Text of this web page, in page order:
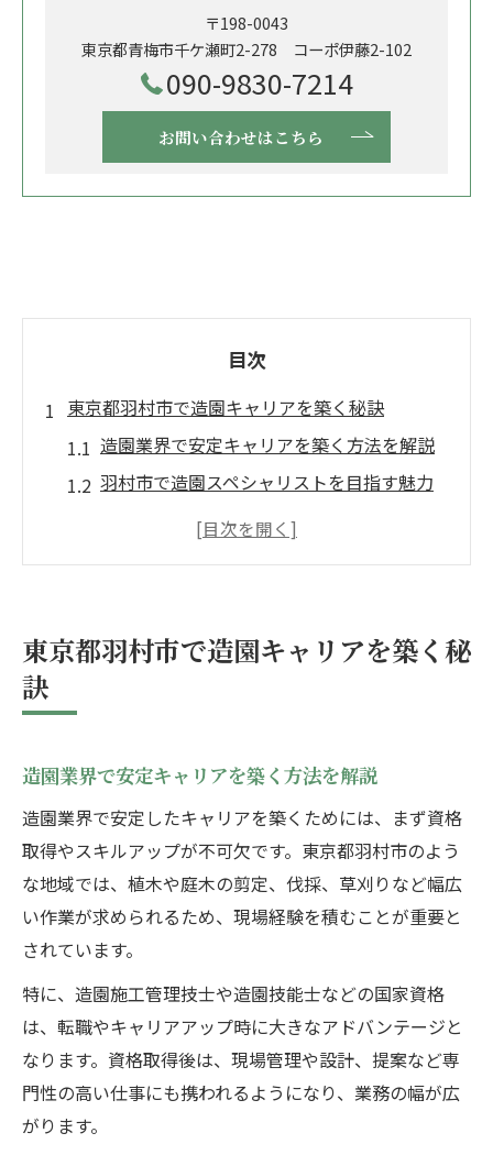
〒198-0043
東京都青梅市千ケ瀬町2-278 コーポ伊藤2-102
090-9830-7214
お問い合わせはこちら
目次
東京都羽村市で造園キャリアを築く秘訣
造園業界で安定キャリアを築く方法を解説
羽村市で造園スペシャリストを目指す魅力
造園転職時に知っておきたい成功ポイント
造園スペシャリストが羽村市で輝く理由とは
造園分野で羽村市に注目が集まる背景とは
羽村市で評価される造園技術と実績の特徴
家族と両立できる造園キャリアの魅力
造園業界の新たな役割に挑戦する方法
転職に活かす造園業界の最新トレンド
造園業界で注目されるトレンドを徹底解説
IT化やドローン導入が造園業にもたらす影
響
持続可能性志向と造園スペシャリストの未
来
働き方改革が造園の転職市場に与える変化
東京都羽村市で造園キャリアを築く秘
訣
造園業界で安定キャリアを築く方法を解説
造園業界で安定したキャリアを築くためには、まず資格
取得やスキルアップが不可欠です。東京都羽村市のよう
な地域では、植木や庭木の剪定、伐採、草刈りなど幅広
い作業が求められるため、現場経験を積むことが重要と
されています。
特に、造園施工管理技士や造園技能士などの国家資格
は、転職やキャリアアップ時に大きなアドバンテージと
なります。資格取得後は、現場管理や設計、提案など専
門性の高い仕事にも携われるようになり、業務の幅が広
がります。